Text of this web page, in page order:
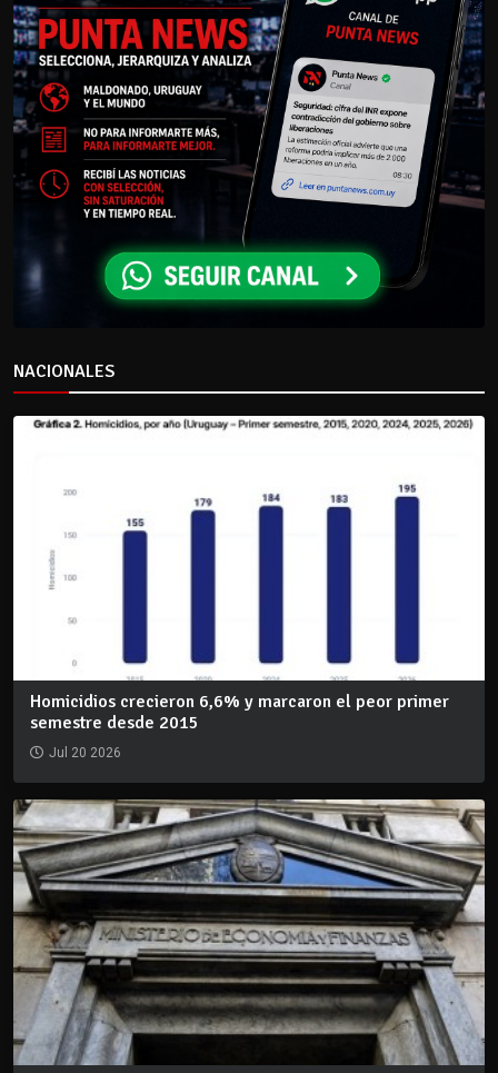
NACIONALES
Homicidios crecieron 6,6% y marcaron el peor primer
semestre desde 2015
Jul 20 2026